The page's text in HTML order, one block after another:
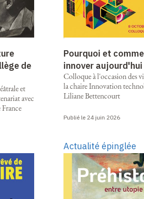
de
et
avec
Pourquoi et
innover aujourd'hui
Colloque à l'occasion des
la chaire Innovation
Liliane Bettencourt
Publié le 24 juin 2026
Actualité épinglée